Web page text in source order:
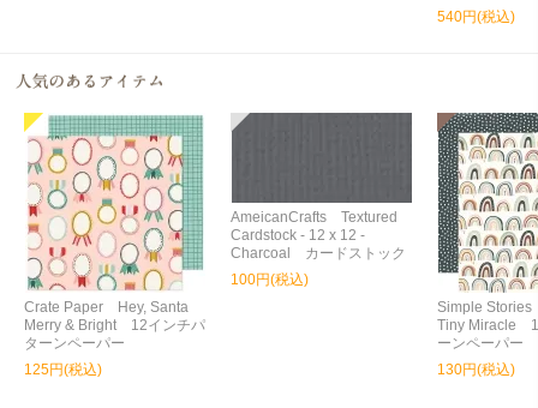
540円(税込)
Crate Paper Hey, Santa
Merry & Bright 12インチパ
ターンペーパー
125円(税込)
AmeicanCrafts Textured
Cardstock - 12 x 12 -
Charcoal カードストック
100円(税込)
Simple
Tiny Miracle
ーンペーパー
130円(税込)